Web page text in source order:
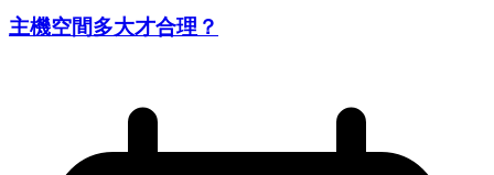
主機空間多大才合理？